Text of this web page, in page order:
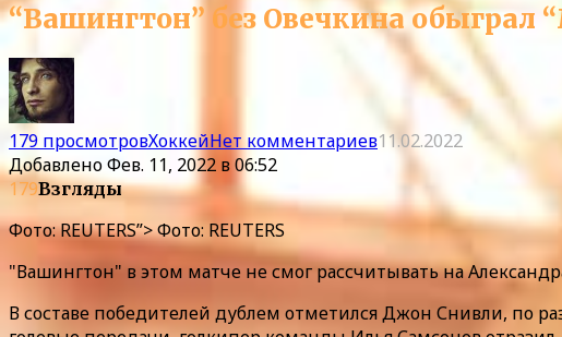
“Вашингтон” без Овечкина обыграл
179 просмотровХоккейНет комментариев11.02.2022
ДобавленоФев. 11, 2022 в 06:52
179Взгляды
Фото: REUTERS”> Фото: REUTERS
"Вашингтон" в этом матче не смог рассчитывать на
В составе победителей дублем отметился Джон Снивли, по